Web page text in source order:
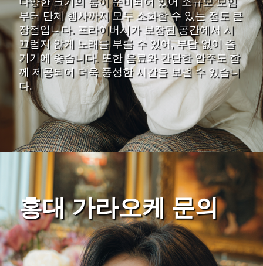
부터 단체 행사까지 모두 소화할 수 있는 점도 큰
장점입니다. 프라이버시가 보장된 공간에서 시
끄럽지 않게 노래를 부를 수 있어, 부담 없이 즐
기기에 좋습니다. 또한 음료와 간단한 안주도 함
께 제공되어 더욱 풍성한 시간을 보낼 수 있습니
다.
홍대 가라오케 문의